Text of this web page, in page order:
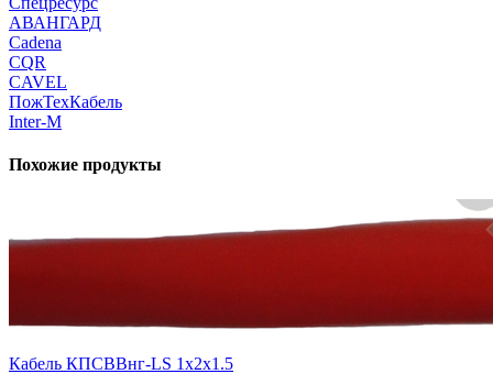
АВАНГАРД
Cadena
CQR
CAVEL
ПожТехКабель
Inter-M
Похожие продукты
Кабель КПСВВнг-LS 1х2х1.5